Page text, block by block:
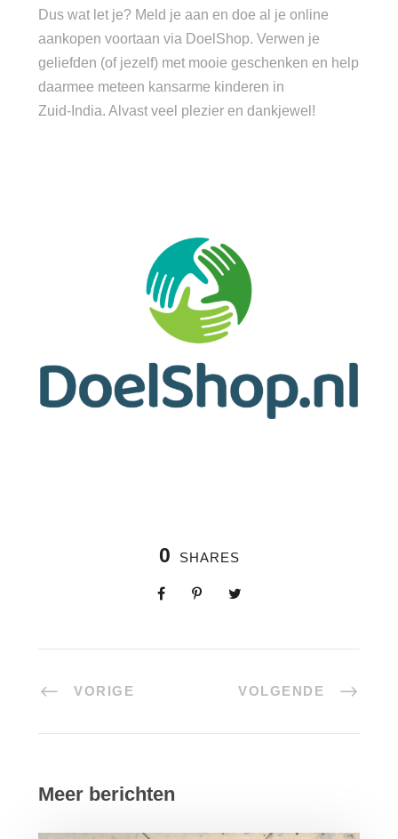
Dus wat let je? Meld je aan en doe al je online
aankopen voortaan via DoelShop. Verwen je
geliefden (of jezelf) met mooie geschenken en help
daarmee meteen kansarme kinderen in
Zuid-India. Alvast veel plezier en dankjewel!
0 SHARES
VORIGE VOLGENDE
Meer berichten